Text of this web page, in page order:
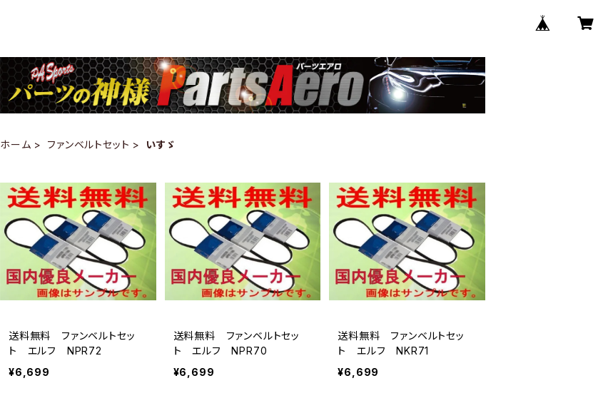
ホーム ファンベルトセット いすゞ
送料無料 ファンベルトセッ
ト エルフ NPR72
¥6,699
送料無料 ファンベルトセッ
ト エルフ NPR70
¥6,699
送料無料 ファンベルトセッ
ト エルフ NKR71
¥6,699